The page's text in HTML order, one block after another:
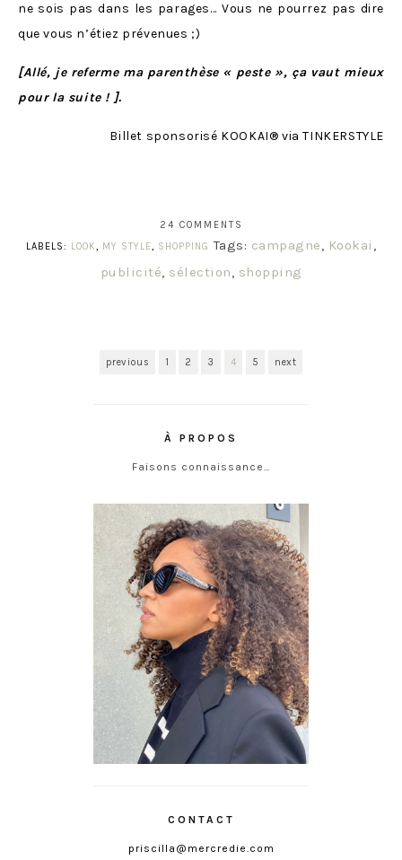
ne sois pas dans les parages… Vous ne pourrez pas dire
que vous n’étiez prévenues ;)
[Allé, je referme ma parenthèse « peste », ça vaut mieux
pour la suite ! ].
Billet sponsorisé KOOKAI® via TINKERSTYLE
24 COMMENTS
LABELS:
LOOK, MY STYLE, SHOPPING Tags: campagne, Kookai ,
publicité, sélection, shopping
previous 1 2 3 4 5 next
À PROPOS
Faisons connaissance…
CONTACT
priscilla@mercredie.com